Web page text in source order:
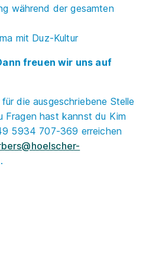
während der gesamten
mit Duz-Kultur
freuen wir uns auf
die ausgeschriebene Stelle
Fragen hast kannst du Kim
5934 707-369 erreichen